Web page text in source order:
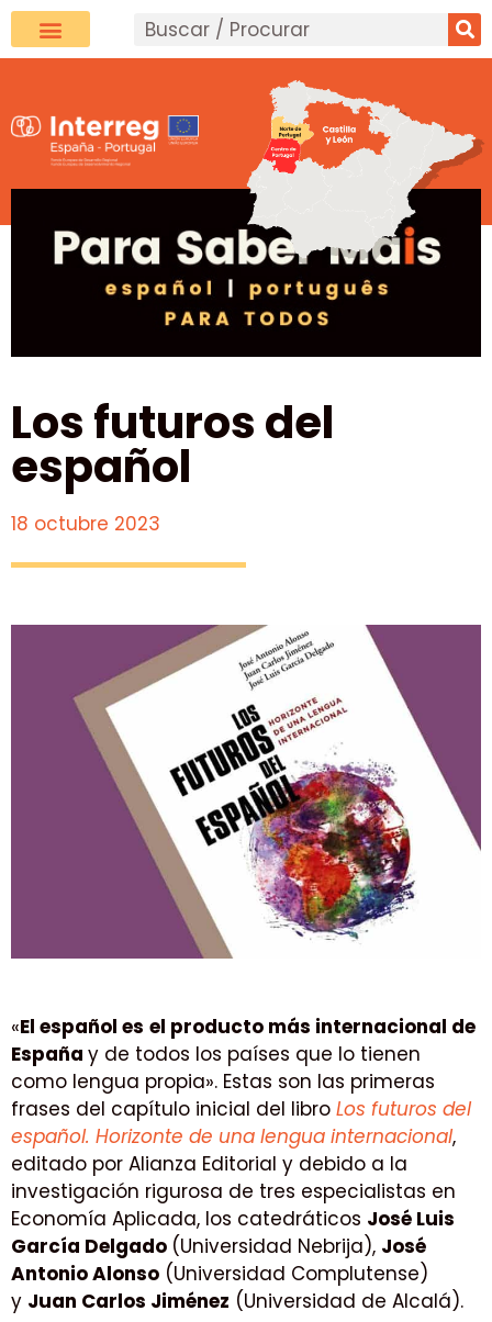
Los futuros del
español
18 octubre 2023
«El español es el producto más internacional de
España y de todos los países que lo tienen
como lengua propia». Estas son las primeras
frases del capítulo inicial del libro Los futuros del
español. Horizonte de una lengua internacional,
editado por Alianza Editorial y debido a la
investigación rigurosa de tres especialistas en
Economía Aplicada, los catedráticos José Luis
García Delgado (Universidad Nebrija), José
Antonio Alonso (Universidad Complutense)
y Juan Carlos Jiménez (Universidad de Alcalá).